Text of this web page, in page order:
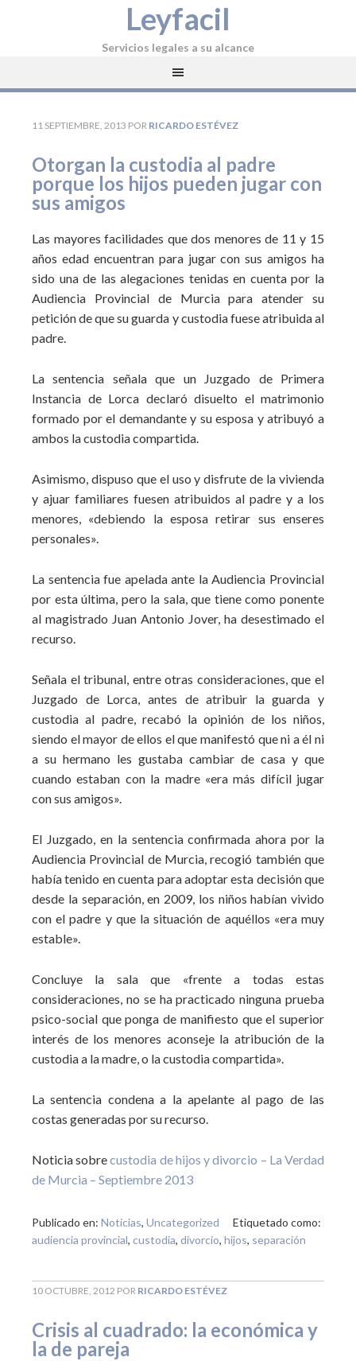
Leyfacil
Servicios legales a su alcance
11 SEPTIEMBRE, 2013 POR RICARDO ESTÉVEZ
Otorgan la custodia al padre
porque los hijos pueden jugar con
sus amigos
Las mayores facilidades que dos menores de 11 y 15
años edad encuentran para jugar con sus amigos ha
sido una de las alegaciones tenidas en cuenta por la
Audiencia Provincial de Murcia para atender su
petición de que su guarda y custodia fuese atribuida al
padre.
La sentencia señala que un Juzgado de Primera
Instancia de Lorca declaró disuelto el matrimonio
formado por el demandante y su esposa y atribuyó a
ambos la custodia compartida.
Asimismo, dispuso que el uso y disfrute de la vivienda
y ajuar familiares fuesen atribuidos al padre y a los
menores, «debiendo la esposa retirar sus enseres
personales».
La sentencia fue apelada ante la Audiencia Provincial
por esta última, pero la sala, que tiene como ponente
al magistrado Juan Antonio Jover, ha desestimado el
recurso.
Señala el tribunal, entre otras consideraciones, que el
Juzgado de Lorca, antes de atribuir la guarda y
custodia al padre, recabó la opinión de los niños,
siendo el mayor de ellos el que manifestó que ni a él ni
a su hermano les gustaba cambiar de casa y que
cuando estaban con la madre «era más difícil jugar
con sus amigos».
El Juzgado, en la sentencia confirmada ahora por la
Audiencia Provincial de Murcia, recogió también que
había tenido en cuenta para adoptar esta decisión que
desde la separación, en 2009, los niños habían vivido
con el padre y que la situación de aquéllos «era muy
estable».
Concluye la sala que «frente a todas estas
consideraciones, no se ha practicado ninguna prueba
psico-social que ponga de manifiesto que el superior
interés de los menores aconseje la atribución de la
custodia a la madre, o la custodia compartida».
La sentencia condena a la apelante al pago de las
costas generadas por su recurso.
Noticia sobrecustodia de hijos y divorcio – La Verdad
de Murcia – Septiembre 2013
Publicado en: Noticias, Uncategorized
Etiquetado como:
audiencia provincial, custodia, divorcio, hijos, separación
10 OCTUBRE, 2012 POR RICARDO ESTÉVEZ
Crisis al cuadrado: la económica y
la de pareja